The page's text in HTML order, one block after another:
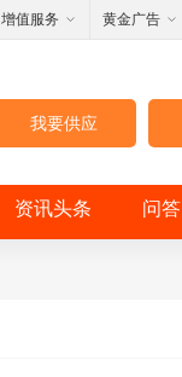
增值服务 黄金广告
我要供应
资讯头条 问答